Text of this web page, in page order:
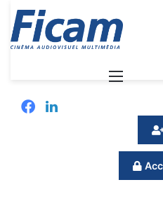
Menu
Facebook
Linkedin